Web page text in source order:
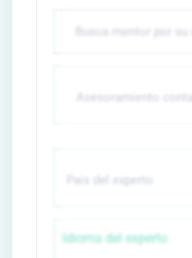
Idioma del experto